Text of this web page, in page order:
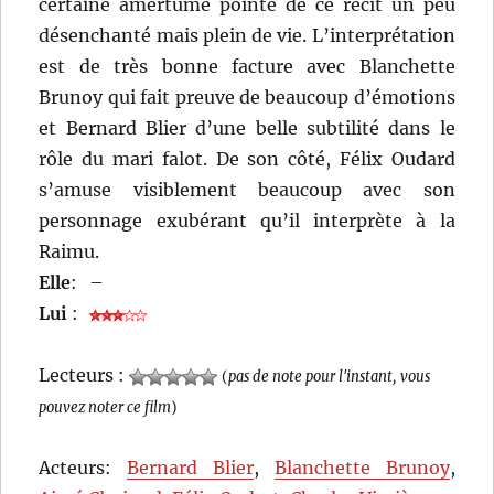
désenchanté mais plein de vie. L’interprétation
est de très bonne facture avec Blanchette
Brunoy qui fait preuve de beaucoup d’émotions
et Bernard Blier d’une belle subtilité dans le
rôle du mari falot. De son côté, Félix Oudard
s’amuse visiblement beaucoup avec son
personnage exubérant qu’il interprète à la
Raimu.
Elle:
–
Lui :
Lecteurs : (pas de note pour l'instant, vous
pouvez noter ce film)
Acteurs:Bernard Blier, Blanchette Brunoy,